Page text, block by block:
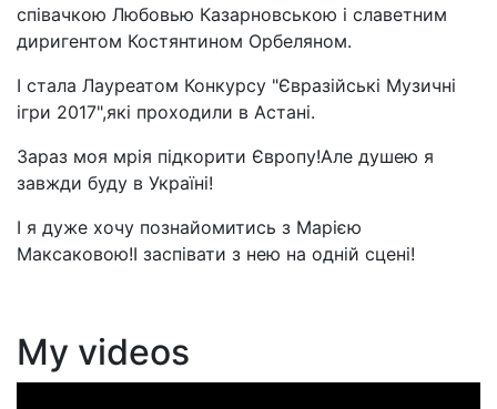
співачкою Любовью Казарновською і славетним
диригентом Костянтином Орбеляном.
І стала Лауреатом Конкурсу "Євразійські Музичні
ігри 2017",які проходили в Астані.
Зараз моя мрія підкорити Європу!Але душею я
завжди буду в Україні!
І я дуже хочу познайомитись з Марією
Максаковою!І заспівати з нею на одній сцені!
My videos